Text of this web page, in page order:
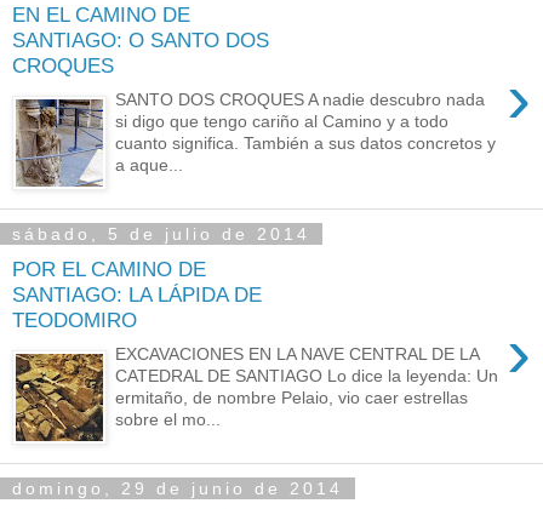
EN EL CAMINO DE
SANTIAGO: O SANTO DOS
CROQUES
›
SANTO DOS CROQUES A nadie descubro nada
si digo que tengo cariño al Camino y a todo
cuanto significa. También a sus datos concretos y
a aque...
sábado, 5 de julio de 2014
POR EL CAMINO DE
SANTIAGO: LA LÁPIDA DE
TEODOMIRO
›
EXCAVACIONES EN LA NAVE CENTRAL DE LA
CATEDRAL DE SANTIAGO Lo dice la leyenda: Un
ermitaño, de nombre Pelaio, vio caer estrellas
sobre el mo...
domingo, 29 de junio de 2014